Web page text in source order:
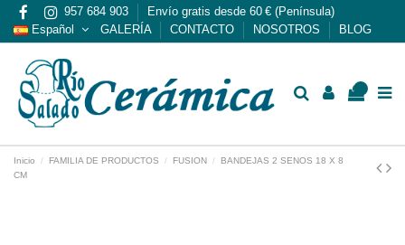
957 684 903
Envío gratis desde 60 € (Península)
Español
GALERÍA CONTACTO NOSOTROS BLOG
Inicio FAMILIA DE PRODUCTOS FUSION
BANDEJAS 2 SENOS 18 X 8
CM